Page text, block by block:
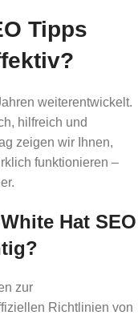
Tipps
weiterentwickelt.
hilfreich und
zeigen wir Ihnen,
funktionieren –
Hat SEO
zur
Richtlinien von